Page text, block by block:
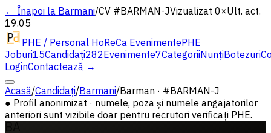
← Înapoi la Barmani/CV #BARMAN-JVizualizat 0×Ult. act.
19.05
PHE / Personal HoReCa EvenimentePHE
Joburi15Candidați282Evenimente7CategoriiNunțiBotezuri
LoginContactează →
Acasă/Candidați/Barmani/Barman · #BARMAN-J
● Profil anonimizat · numele, poza și numele angajatorilor
anteriori sunt vizibile doar pentru recrutori verificați PHE.